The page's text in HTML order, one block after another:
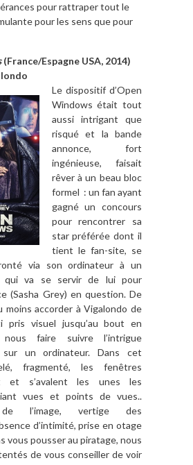
pour rattraper tout le
pour les sens que pour
(France/Espagne USA, 2014)
Le dispositif d’Open
Windows était tout
aussi intrigant que
risqué et la bande
annonce, fort
ingénieuse, faisait
rêver à un beau bloc
formel : un fan ayant
gagné un concours
pour rencontrer sa
star préférée dont il
tient le fan-site, se
via son ordinateur à un
qui va se servir de lui pour
(Sasha Grey) en question. De
moins accorder à Vigalondo de
pris visuel jusqu’au bout en
faire suivre l’intrigue
sur un ordinateur. Dans cet
fragmenté, les fenêtres
et s’avalent les unes les
vues et points de vues..
de l’image, vertige des
d’intimité, prise en otage
vous pousser au piratage, nous
de vous conseiller de voir